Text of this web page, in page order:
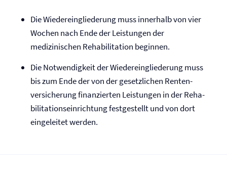
Die Wieder­ein­glie­derung muss innerhalb von vier
Wochen nach Ende der Leistungen der
medizinischen Reha­bilitation beginnen.
Die Notwendigkeit der Wieder­ein­glie­derung muss
bis zum Ende der von der gesetzlichen Renten­
versicherung finan­zierten Leistungen in der Reha­
bili­tations­ein­richtung festgestellt und von dort
eingeleitet werden.